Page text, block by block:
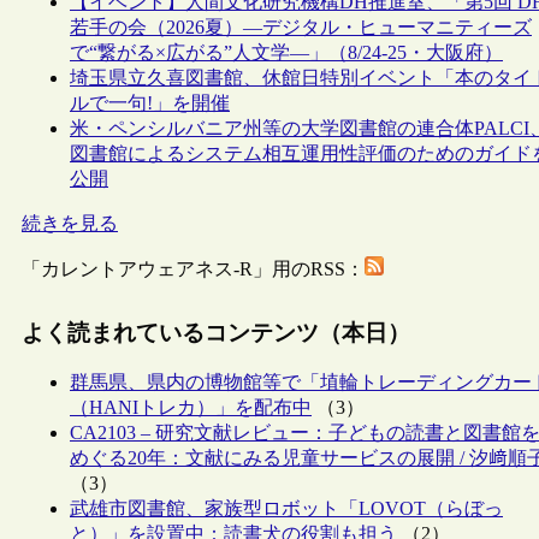
若手の会（2026夏）―デジタル・ヒューマニティーズ
で“繋がる×広がる”人文学―」（8/24-25・大阪府）
埼玉県立久喜図書館、休館日特別イベント「本のタイ
ルで一句!」を開催
米・ペンシルバニア州等の大学図書館の連合体PALCI、
図書館によるシステム相互運用性評価のためのガイド
公開
続きを見る
「カレントアウェアネス-R」用のRSS：
よく読まれているコンテンツ（本日）
群馬県、県内の博物館等で「埴輪トレーディングカー
（HANIトレカ）」を配布中
（3）
CA2103 – 研究文献レビュー：子どもの読書と図書館を
めぐる20年：文献にみる児童サービスの展開 / 汐﨑順
（3）
武雄市図書館、家族型ロボット「LOVOT（らぼっ
と）」を設置中：読書犬の役割も担う
（2）